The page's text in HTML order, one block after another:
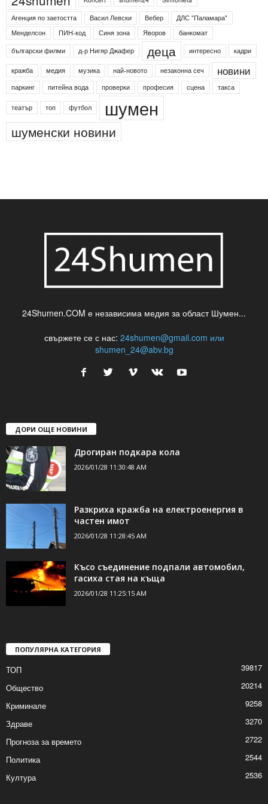
Агенция по заетостта
Васил Левски Вебер
ДЛС "Паламара"
Менделсон
ПИН-код Синя зона Яворов
банкомат
български филми
д-р Нигяр Джафер деца интересно кадри
кражба медия музика най-новото незаконна сеч новини
паркинг питейна вода проверки професия сцена такса
театър топ футбол шумен
шуменски новини
24Shumen.COM е независима медия за област Шумен...
свържете се с нас: 24shumen@gmail.com или
shumen_24@abv.bg
ДОРИ ОЩЕ НОВИНИ
Дрогиран подкара кола
2026/01/28 11:30:48 AM
Разкриха кражба на електроенергия в
частен имот
2026/01/28 11:28:45 AM
Късо съединение подпали автомобил,
гасиха стая на къща
2026/01/28 11:25:15 AM
ПОПУЛЯРНА КАТЕГОРИЯ
ТОП
39817
Общество
20214
Криминале
9258
Здраве
3270
Прогноза за времето
2722
Политика
2544
Култура
2536